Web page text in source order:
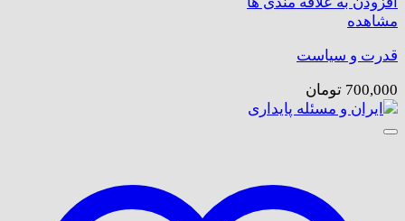
مشاهده
قدرت و سیاست
700,000 تومان